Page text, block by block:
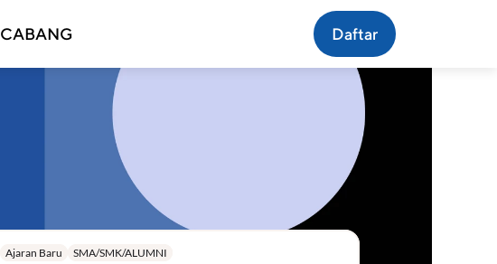
CABANG Daftar
Ajaran Baru SMA/SMK/ALUMNI